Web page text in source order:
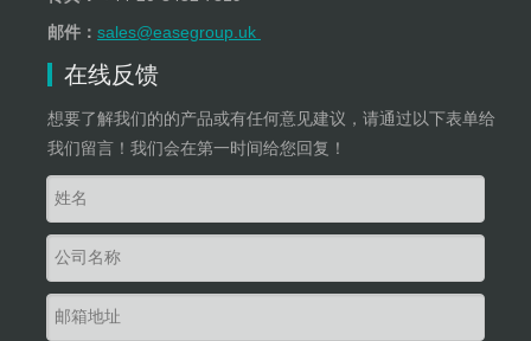
邮件： sales@easegroup.uk
在线反馈
想要了解我们的的产品或有任何意见建议，请通过以下表单给
我们留言！我们会在第一时间给您回复！